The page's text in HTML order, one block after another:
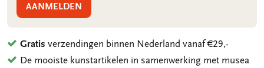
AANMELDEN
Gratis verzendingen binnen Nederland vanaf €29,-
De mooiste kunstartikelen in samenwerking met musea